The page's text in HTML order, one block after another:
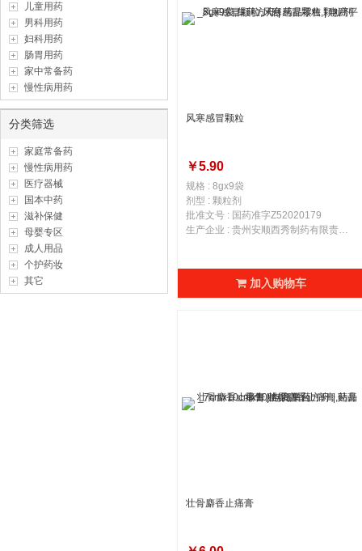
儿童用药
男科用药
妇科用药
肠胃用药
家中常备药
慢性病用药
分类筛选
家庭常备药
慢性病用药
医疗器械
国本中药
滋补保健
母婴专区
成人用品
个护药妆
其它
风寒感冒颗粒
￥5.90
规格 : 8gx9袋
剂型 : 颗粒剂
批准文号 : 国药准字Z52020179
生产企业 : 贵州安顺西秀制药有限责任公司
加入购物车
壮骨麝香止痛膏